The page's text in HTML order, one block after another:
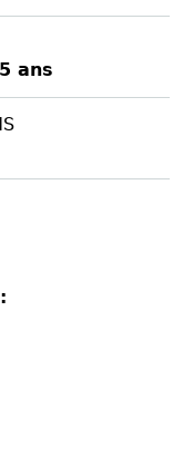
ans